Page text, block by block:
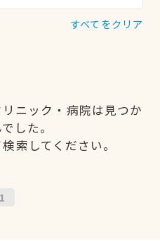
すべてをクリア
ニック・病院は見つか
した。
索してください。
1